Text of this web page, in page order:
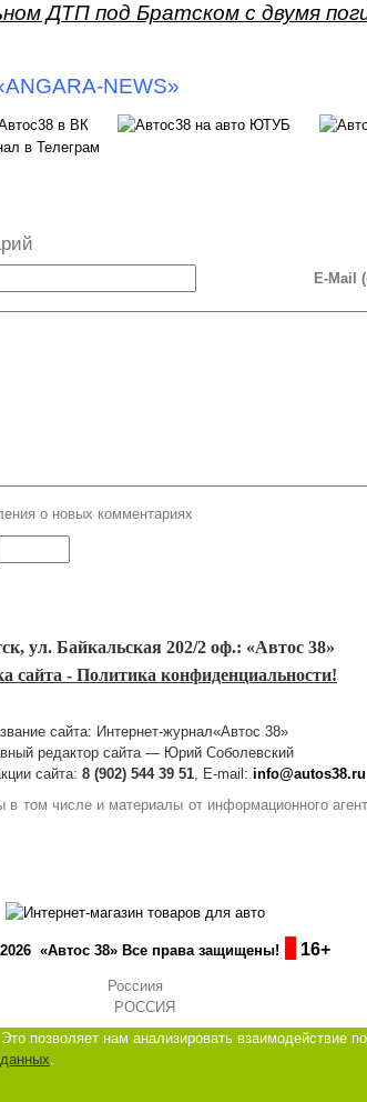
ДТП под Братском с двумя
NEWS»
E-Mail
о новых комментариях
ул. Байкальская 202/2 оф.: «Автос 38»
сайта - Политика конфиденциальности!
сайта: Интернет-журнал«Автос 38»
редактор сайта — Юрий Соболевский
сайта: 8 (902) 544 39 51 , E-mail: info@autos38.ru
в том числе и материалы от информационного
«Автос 38» Все права защищены! 16+
Россиия
позволяет нам анализировать взаимодействие
.